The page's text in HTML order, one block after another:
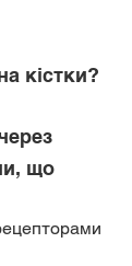
кістки?
що